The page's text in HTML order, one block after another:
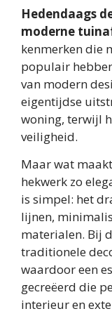
Hedendaags
moderne
kenmerken die
populair
van modern
eigentijdse
woning, terwijl
veiligheid.
Maar wat
hekwerk zo
is simpel: het
lijnen,
materialen. Bij
traditionele
waardoor een
gecreëerd die
interieur en